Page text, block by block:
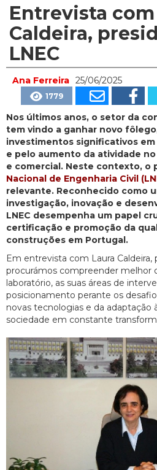
Entrevista com
Caldeira,
LNEC
Ana Ferreira 25/06/2025
1779
Nos últimos anos, o setor da
tem vindo a ganhar novo
investimentos significativos
e pelo aumento da atividade
e comercial. Neste contexto, o
Nacional de Engenharia Civil
relevante. Reconhecido como
investigação, inovação e
LNEC desempenha um papel
certificação e promoção da
construções em Portugal.
Em entrevista com Laura Caldeira,
procurámos compreender melhor
laboratório, as suas áreas de
posicionamento perante os
novas tecnologias e da adaptação
sociedade em constante